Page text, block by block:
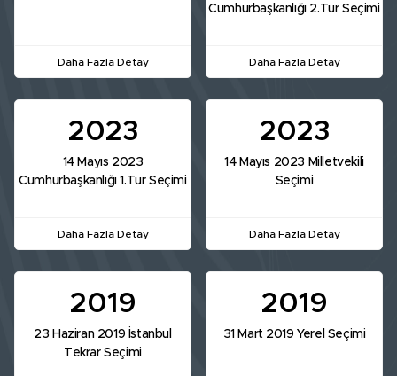
Daha Fazla Detay
Cumhurbaşkanlığı 2.Tur Seçimi
Daha Fazla Detay
2023
14 Mayıs 2023
Cumhurbaşkanlığı 1.Tur Seçimi
Daha Fazla Detay
2023
14 Mayıs 2023 Milletvekili
Seçimi
Daha Fazla Detay
2019
23 Haziran 2019 İstanbul
Tekrar Seçimi
2019
31 Mart 2019 Yerel Seçimi